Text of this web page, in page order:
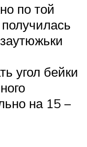
по той
угол бейки
на 15 –